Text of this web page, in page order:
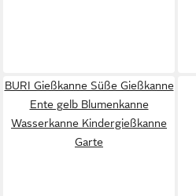
BURI Gießkanne Süße Gießkanne
Ente gelb Blumenkanne
Wasserkanne Kindergießkanne
Garte